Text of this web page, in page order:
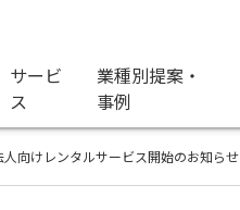
サービ
ス
業種別提案・
事例
向けレンタルサービス開始のお知らせ